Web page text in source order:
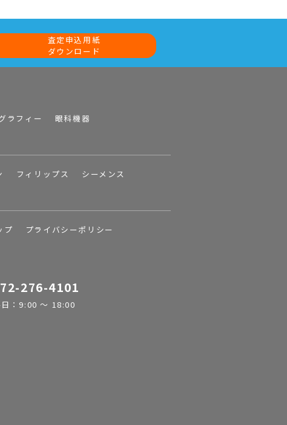
査定申込用紙
ダウンロード
ラフィー
眼科機器
フィリップス
シーメンス
プ プライバシーポリシー
276-4101
：9:00 ～ 18:00